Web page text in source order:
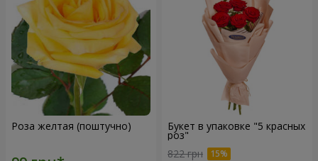
Роза желтая (поштучно) Букет в упаковке "5 красных
роз"
822 грн